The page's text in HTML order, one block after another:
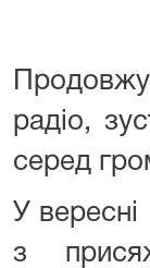
радіо,
серед
У
з